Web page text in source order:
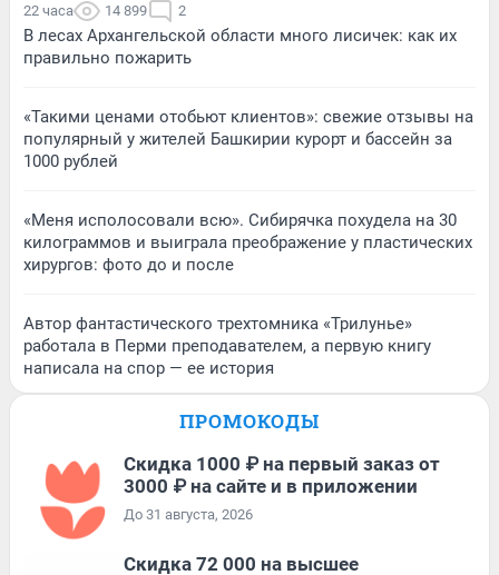
22 часа 14 899 2
В лесах Архангельской области много лисичек: как их
правильно пожарить
«Такими ценами отобьют клиентов»: свежие отзывы на
популярный у жителей Башкирии курорт и бассейн за
1000 рублей
«Меня исполосовали всю». Сибирячка похудела на 30
килограммов и выиграла преображение у пластических
хирургов: фото до и после
Автор фантастического трехтомника «Трилунье»
работала в Перми преподавателем, а первую книгу
написала на спор — ее история
ПРОМОКОДЫ
Скидка 1000 ₽ на первый заказ от
3000 ₽ на сайте и в приложении
До 31 августа, 2026
Скидка 72 000 на высшее